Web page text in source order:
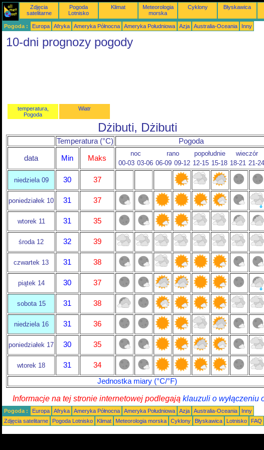
Zdjęcia
satelitarne
Pogoda
Lotnisko
Klimat
Meteorologia
morska
Cyklony Błyskawica
Pogoda : Europa Afryka Ameryka Północna Ameryka Południowa Azja Australia-Oceania Inny
10-dni prognozy pogody
temperatura,
Pogoda
Wiatr
Dżibuti, Dżibuti
Temperatura (°C) Pogoda
data Min Maks
noc rano popołudnie
wieczór
00-03 03-06 06-09 09-12 12-15 15-18 18-21 21-24
niedziela 09 30 37
poniedziałek 10 31 37
wtorek 11 31 35
środa 12 32 39
czwartek 13 31 38
piątek 14 30 37
sobota 15 31 38
niedziela 16 31 36
poniedziałek 17 30 35
wtorek 18 31
34
Jednostka miary (°C/°F)
Informacje na tej stronie internetowej podlegają klauzuli o wyłączeniu
Pogoda : Europa Afryka Ameryka Północna Ameryka Południowa Azja Australia-Oceania
Inny
Zdjęcia satelitarne
Pogoda Lotnisko Klimat Meteorologia morska Cyklony Błyskawica Lotnisko FAQ